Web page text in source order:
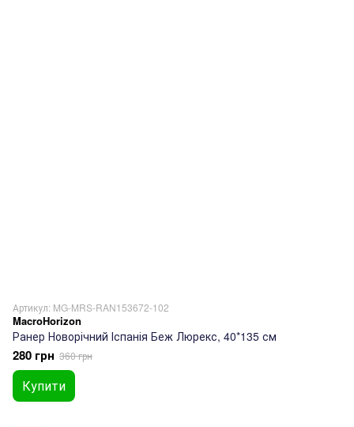
Артикул: MG-MRS-RAN153672-102
MacroHorizon
Ранер Новорічний Іспанія Беж Люрекс, 40*135 см
280 грн 360 грн
Купити